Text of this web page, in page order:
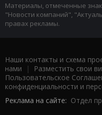
Материалы, отмеченные
"Новости компаний",
правах рекламы.
Наши контакты и схема
нами | Разместить свои
Пользовательское
конфиденциальности и
Реклама на сайте: Отдел